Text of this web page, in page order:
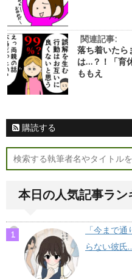
関連記事:
落ち着いたら
は…？！「育
ももえ
購読する
本日の人気記事ラン
「今まで
らない彼氏